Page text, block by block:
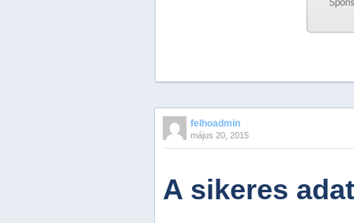
PreviousNextStop
2
felhoadmin
május 20, 2015
A sikeres